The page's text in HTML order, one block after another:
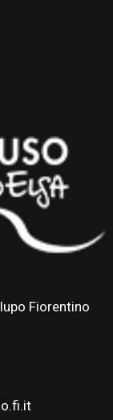
Fiorentino